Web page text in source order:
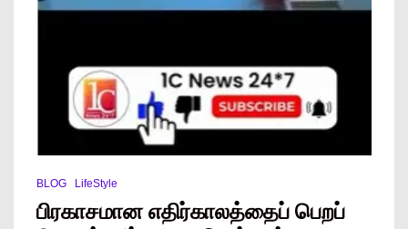
BLOG LifeStyle
பிரகாசமான எதிர்காலத்தைப் பெறப்